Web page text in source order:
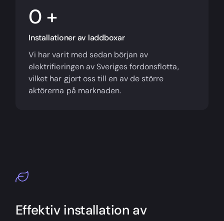
+
Installationer av laddboxar
Vi har varit med sedan början av
elektrifieringen av Sveriges fordonsflotta,
vilket har gjort oss till en av de större
aktörerna på marknaden.
Effektiv installation av